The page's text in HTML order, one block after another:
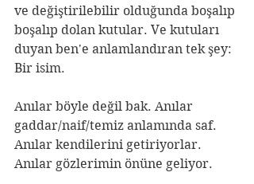
ve değiştirilebilir olduğunda boşalıp
boşalıp dolan kutular. Ve kutuları
duyan ben'e anlamlandıran tek şey:
Bir isim.
Anılar böyle değil bak. Anılar
gaddar/naif/temiz anlamında saf.
Anılar kendilerini getiriyorlar.
Anılar gözlerimin önüne geliyor.